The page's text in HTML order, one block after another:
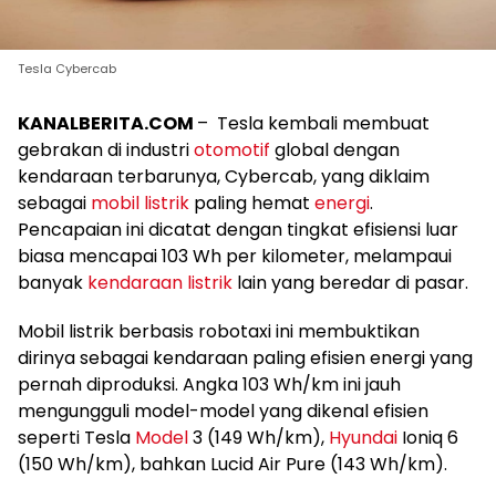
Tesla Cybercab
KANALBERITA.COM – Tesla kembali membuat
gebrakan di industriotomotif global dengan
kendaraan terbarunya, Cybercab, yang diklaim
sebagai mobil listrik paling hemat energi.
Pencapaian ini dicatat dengan tingkat efisiensi luar
biasa mencapai 103 Wh per kilometer, melampaui
banyak kendaraan listrik lain yang beredar di pasar.
Mobil listrik berbasis robotaxi ini membuktikan
dirinya sebagai kendaraan paling efisien energi yang
pernah diproduksi. Angka 103 Wh/km ini jauh
mengungguli model-model yang dikenal efisien
seperti Tesla Model3 (149 Wh/km), Hyundai Ioniq 6
(150 Wh/km), bahkan Lucid Air Pure (143 Wh/km).